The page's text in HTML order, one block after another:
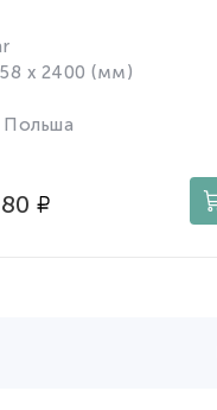
x 2400 (мм)
Польша